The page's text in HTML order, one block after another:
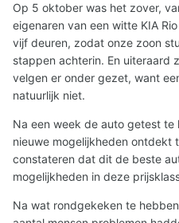
Op 5 oktober was het zover,
eigenaren van een witte KIA
vijf deuren, zodat onze zoon
stappen achterin. En uiteraard
velgen er onder gezet, want
natuurlijk niet.
Na een week de auto getest
nieuwe mogelijkheden ontdekt
constateren dat dit de beste
mogelijkheden in deze
Na wat rondgekeken te